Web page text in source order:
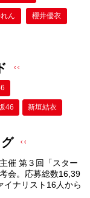
ん 櫻井優衣
46 新垣結衣
催 第３回「スター
会。応募総数16,39
イナリスト16人から